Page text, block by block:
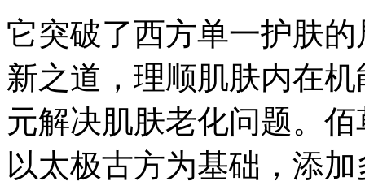
它突破了西方单一护肤
新之道，理顺肌肤内在
元解决肌肤老化问题。
以太极古方为基础，添